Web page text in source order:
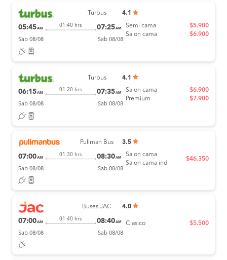
Turbus 4.1
05:45AM
01:40 hrs 07:25AM
Sab 08/08 Sab 08/08
Semi cama
Salon cama
$5.900
$6.900
Turbus 4.1
06:15AM
01:20 hrs 07:35AM
Sab 08/08 Sab 08/08
Salon cama
Premium
$6.900
$7.900
Pullman Bus 3.5
07:00AM
01:30 hrs 08:30AM
Sab 08/08 Sab 08/08
Salon cama
Salon cama ind
$46.350
Buses JAC 4.0
07:00AM
01:40 hrs 08:40AM
Sab 08/08 Sab 08/08
Clasico $5.500